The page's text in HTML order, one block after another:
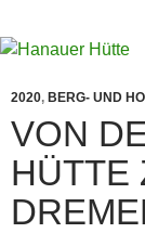
2020, BERG- UND
VON
HÜTTE